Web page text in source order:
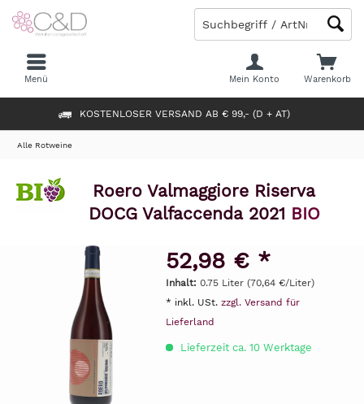
KOSTENLOSER VERSAND AB € 99,- (D + AT)
Warenkorb
Mein Konto
Menü
Alle Rotweine
Roero Valmaggiore Riserva
DOCG Valfaccenda 2021 BIO
52,98 € *
Inhalt: 0.75 Liter (70,64 €/Liter)
* inkl. USt. zzgl. Versand für
Lieferland
Lieferzeit ca. 10 Werktage